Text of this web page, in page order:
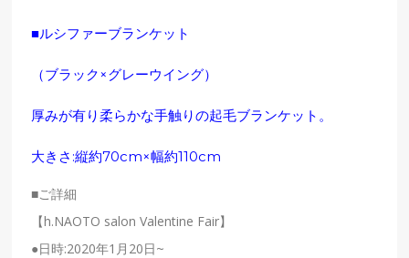
■ルシファーブランケット
（ブラック×グレーウイング）
厚みが有り柔らかな手触りの起毛ブランケット。
大きさ:縦約70cm×幅約110cm
■ご詳細
【h.NAOTO salon Valentine Fair】
●日時:2020年1月20日~